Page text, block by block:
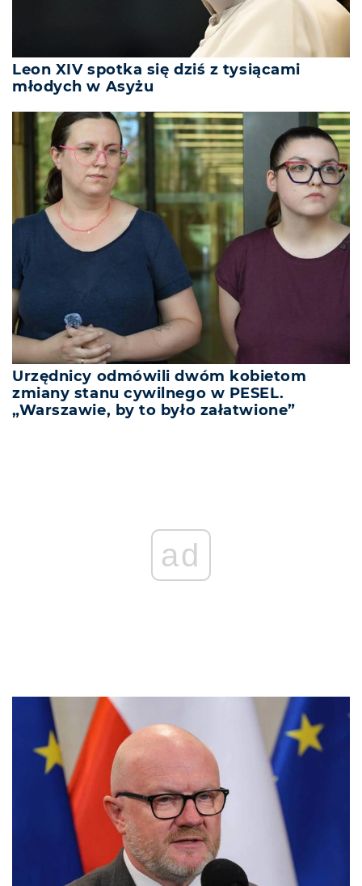
Leon XIV spotka się dziś z tysiącami
młodych w Asyżu
Urzędnicy odmówili dwóm kobietom
zmiany stanu cywilnego w PESEL.
„Warszawie, by to było załatwione”
ad